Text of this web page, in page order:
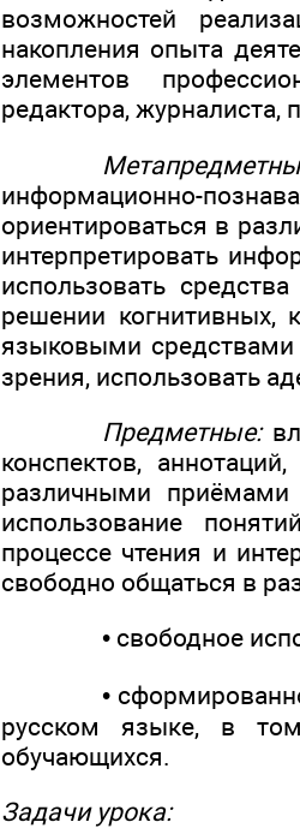
возможностей
накопления опыта
элементов
редактора, журналиста,
информационно-
ориентироваться в
интерпретировать
использовать
решении когнитивных,
языковыми
зрения, использовать
Предметные:
конспектов,
различными приёмами
использование
процессе чтения и
свободно общаться в
• свободное
•
русском языке, в том
обучающихся.
Задачи урока: